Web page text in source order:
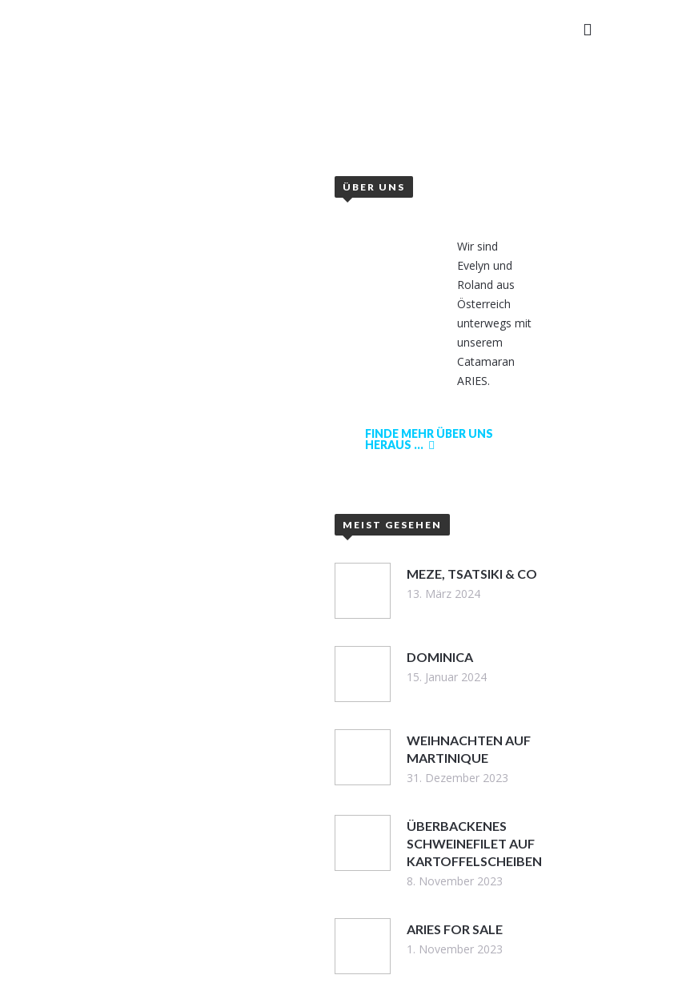
ÜBER UNS
Wir sind
Evelyn und
Roland aus
Österreich
unterwegs mit
unserem
Catamaran
ARIES.
FINDE MEHR ÜBER UNS
HERAUS ...
MEIST GESEHEN
MEZE, TSATSIKI & CO
13. März 2024
DOMINICA
15. Januar 2024
WEIHNACHTEN AUF
MARTINIQUE
31. Dezember 2023
ÜBERBACKENES
SCHWEINEFILET AUF
KARTOFFELSCHEIBEN
8. November 2023
ARIES FOR SALE
1. November 2023